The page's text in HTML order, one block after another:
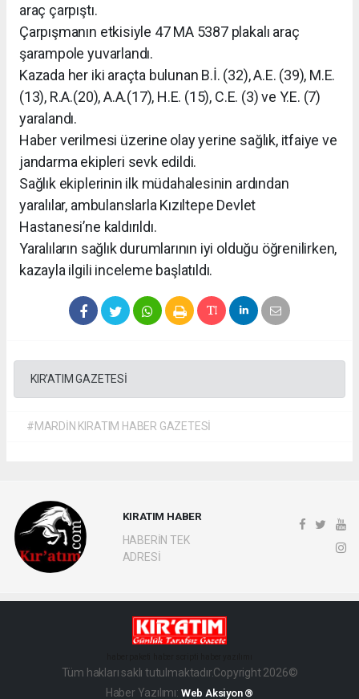
araç çarpıştı.
Çarpışmanın etkisiyle 47 MA 5387 plakalı araç
şarampole yuvarlandı.
Kazada her iki araçta bulunan B.İ. (32), A.E. (39), M.E.
(13), R.A.(20), A.A.(17), H.E. (15), C.E. (3) ve Y.E. (7)
yaralandı.
Haber verilmesi üzerine olay yerine sağlık, itfaiye ve
jandarma ekipleri sevk edildi.
Sağlık ekiplerinin ilk müdahalesinin ardından
yaralılar, ambulanslarla Kızıltepe Devlet
Hastanesi’ne kaldırıldı.
Yaralıların sağlık durumlarının iyi olduğu öğrenilirken,
kazayla ilgili inceleme başlatıldı.
KIR'ATIM GAZETESİ
#MARDİN KIRATIM HABER GAZETESİ
KIRATIM HABER
HABERİN TEK
ADRESİ
Tüm hakları saklı tutulmaktadır.Copyright 2026©
Haber Yazılımı: Web Aksiyon ®